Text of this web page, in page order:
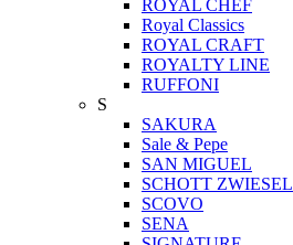
ROYAL CHEF
Royal Classics
ROYAL CRAFT
ROYALTY LINE
RUFFONI
S
SAKURA
Sale & Pepe
SAN MIGUEL
SCHOTT ZWIESEL
SCOVO
SENA